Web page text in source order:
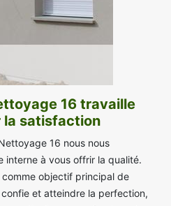
16 travaille
la satisfaction
16 nous nous
interne à vous offrir la qualité.
objectif principal de
et atteindre la perfection,